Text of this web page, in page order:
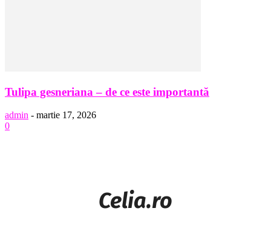
Tulipa gesneriana – de ce este importantă
admin - martie 17, 2026
0
Celia.ro